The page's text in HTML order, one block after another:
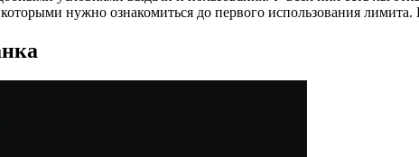
нужно ознакомиться до первого использования